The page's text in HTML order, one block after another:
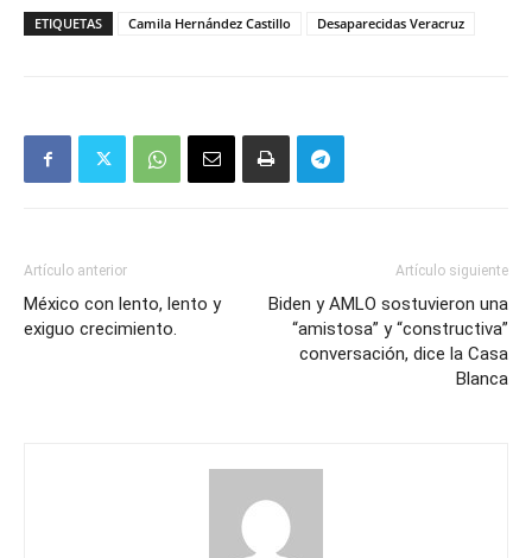
ETIQUETAS Camila Hernández Castillo Desaparecidas Veracruz
Artículo anterior
México con lento, lento y
exiguo crecimiento.
Artículo siguiente
Biden y AMLO sostuvieron una
“amistosa” y “constructiva”
conversación, dice la Casa
Blanca